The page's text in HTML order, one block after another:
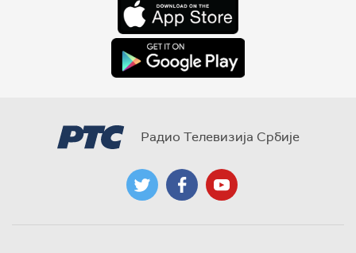
Радио Телевизија Србије